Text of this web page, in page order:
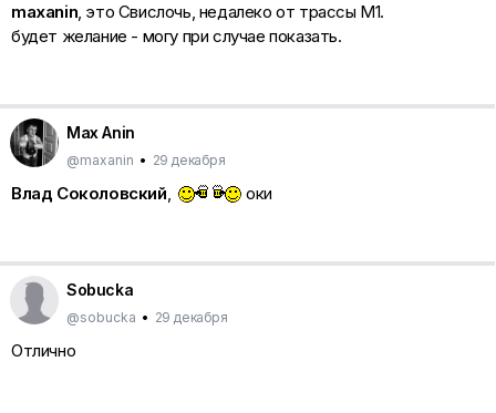
maxanin, это Свислочь, недалеко от трассы М1.
будет желание - могу при случае показать.
Max Anin
@maxanin • 29 декабря
Влад Соколовский, оки
Sobucka
@sobucka • 29 декабря
Отлично